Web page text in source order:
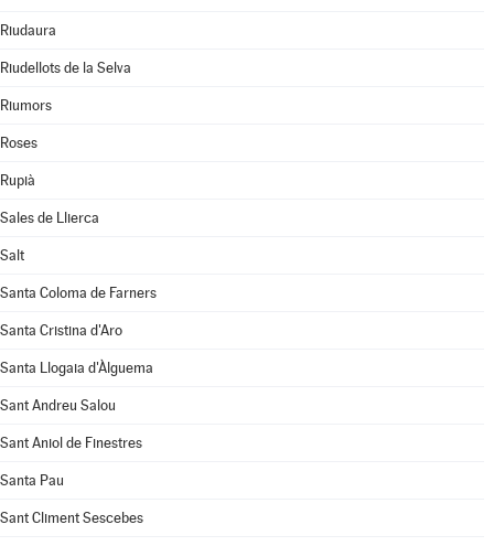
Riudaura
Riudellots de la Selva
Riumors
Roses
Rupià
Sales de Llierca
Salt
Santa Coloma de Farners
Santa Cristina d'Aro
Santa Llogaia d'Àlguema
Sant Andreu Salou
Sant Aniol de Finestres
Santa Pau
Sant Climent Sescebes